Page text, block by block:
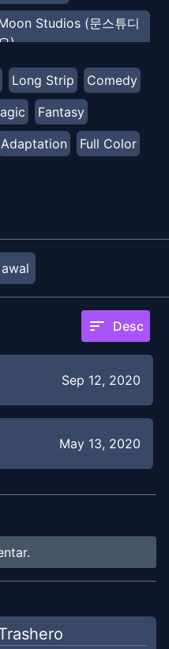
Studios (문스튜디
)
(오마감)
Long Strip
Comedy
Fantasy
Adaptation Full Color
sort Desc
Sep 12, 2020
May 13, 2020